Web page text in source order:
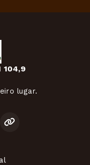
104,9
lugar.